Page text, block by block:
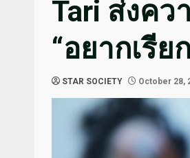
Tari ส่งคว
“อยากเรีย
STAR SOCIETY October 28,